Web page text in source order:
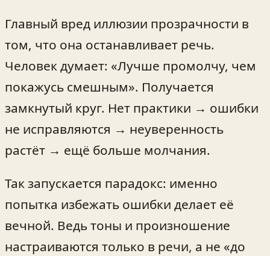
Главный вред иллюзии прозрачности в
том, что она останавливает речь.
Человек думает: «Лучше промолчу, чем
покажусь смешным». Получается
замкнутый круг. Нет практики → ошибки
не исправляются → неуверенность
растёт → ещё больше молчания.
Так запускается парадокс: именно
попытка избежать ошибки делает её
вечной. Ведь тоны и произношение
настраиваются только в речи, а не «до